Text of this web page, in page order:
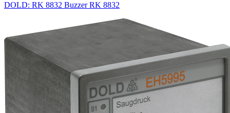
DOLD: RK 8832 Buzzer RK 8832